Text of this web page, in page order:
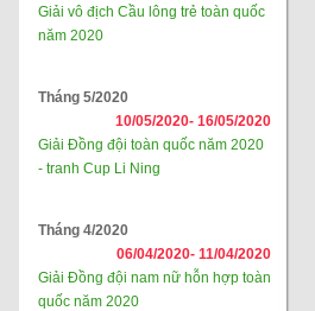
Giải vô địch Cầu lông trẻ toàn quốc
năm 2020
Tháng 5/2020
10/05/2020- 16/05/2020
Giải Đồng đội toàn quốc năm 2020
- tranh Cup Li Ning
Tháng 4/2020
06/04/2020- 11/04/2020
Giải Đồng đội nam nữ hỗn hợp toàn
quốc năm 2020